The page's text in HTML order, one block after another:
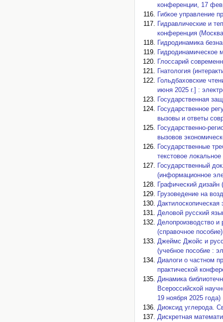
конференции, 17
Гибкое управление
Гидравлические и
конференция
Гидродинамика
Гидродинамическое
Глоссарий
Гнатология
Гольдбаховские
июня 2025 г.] :
Государственная
Государственное
вызовы и ответы
Государственно-
вызовов
Государственные
текстовое
Государственный
(информационное
Графический дизайн
Грузоведение на
Дактилоскопическая
Деловой русский
Делопроизводство и
(справочное
Джеймс Джойс и
(учебное пособие :
Диалоги о частном
практической
Динамика
Всероссийской
19 ноября 2025
Диоксид углерода.
Дискретная